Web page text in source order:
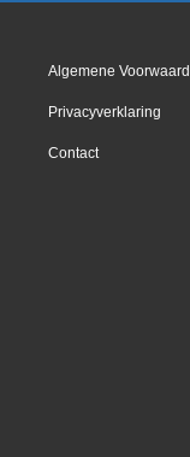
Algemene
Privacyverklaring
Contact